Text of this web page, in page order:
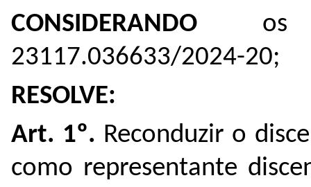
CONSIDERANDO
23117.036633/2024-20;
RESOLVE:
Art. 1º. Reconduzir o
como representante